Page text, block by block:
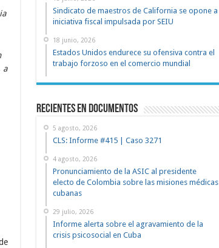
a
Sindicato de maestros de California se opone a
iniciativa fiscal impulsada por SEIU
18 junio, 2026
Estados Unidos endurece su ofensiva contra el
trabajo forzoso en el comercio mundial
recientes en documentos
5 agosto, 2026
CLS: Informe #415 | Caso 3271
4 agosto, 2026
Pronunciamiento de la ASIC al presidente
electo de Colombia sobre las misiones médicas
cubanas
29 julio, 2026
Informe alerta sobre el agravamiento de la
crisis psicosocial en Cuba